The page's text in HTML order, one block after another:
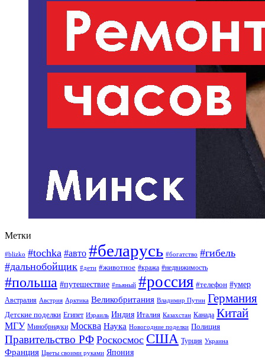
Метки
#blizko #tochka #авто #беларусь #богатство #гибель
#дальнобойщик #дети #животное #кража #недвижимость
#польша #путешествие #пьяный #россия #телефон #умер
Австралия Австрия Арктика Великобритания Владимир Путин Германия
Детские поделки Египет Израиль Индия Италия Казахстан Канада Китай
МГУ Минобрнауки Москва Наука Новогодние поделки Полиция
Правительство РФ Роскосмос США Турция Украина
Франция Цветы своими руками Япония